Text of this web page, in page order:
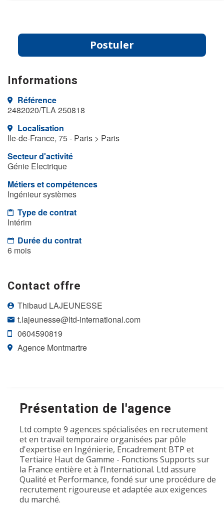
Postuler
Informations
Référence
2482020/TLA 250818
Localisation
Ile-de-France, 75 - Paris > Paris
Secteur d'activité
Génie Electrique
Métiers et compétences
Ingénieur systèmes
Type de contrat
Intérim
Durée du contrat
6 mois
Contact offre
Thibaud LAJEUNESSE
t.lajeunesse@ltd-international.com
0604590819
Agence Montmartre
Présentation de l'agence
Ltd compte 9 agences spécialisées en recrutement
et en travail temporaire organisées par pôle
d'expertise en Ingénierie, Encadrement BTP et
Tertiaire Haut de Gamme - Fonctions Supports sur
la France entière et à l’International. Ltd assure
Qualité et Performance, fondé sur une procédure de
recrutement rigoureuse et adaptée aux exigences
du marché.